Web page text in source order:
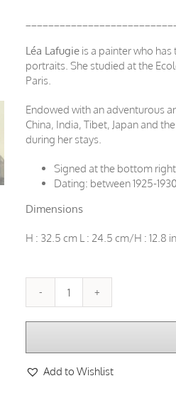
Léa Lafugie is a painter who
portraits. She studied at the
Paris.
Endowed with an adventurous
China, India, Tibet, Japan and
during her stays.
Signed at the bottom
Dating: between 1925-
Dimensions
H : 32.5 cm L : 24.5 cm/H : 12.8
quantité
1972),
Add to Wishlist